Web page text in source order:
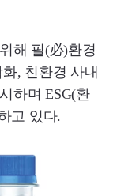
해 필(必)환경
, 친환경 사내
하며 ESG(환
고 있다.